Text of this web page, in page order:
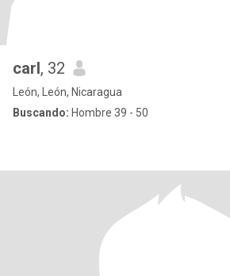
carl, 32
León, León, Nicaragua
Buscando: Hombre 39 - 50